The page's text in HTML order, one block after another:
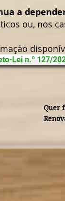
a
ou, nos
Lei n.º 127/
Quer